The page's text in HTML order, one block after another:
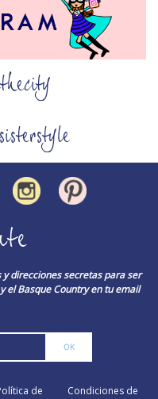
y direcciones secretas para ser
el Basque Country en tu email
de
Condiciones de